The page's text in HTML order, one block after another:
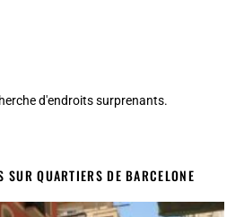
d'endroits surprenants.
SUR QUARTIERS DE BARCELONE